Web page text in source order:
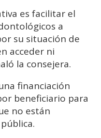
es facilitar el
a
su situación de
acceder ni
la consejera.
financiación
beneficiario para
no están